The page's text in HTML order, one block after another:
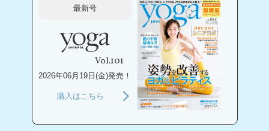
最新号
Vol.101
2026年06月19日(金)発売！
購入はこちら